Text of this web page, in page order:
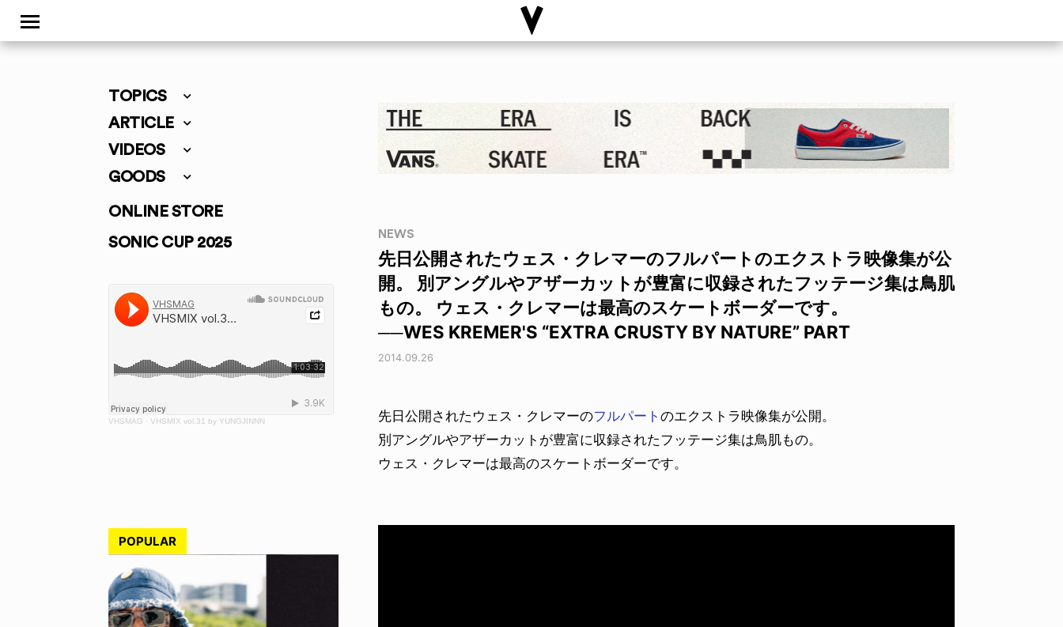
TOPICS
ARTICLE
VIDEOS
GOODS
ONLINE STORE
SONIC CUP 2025
VHSMAG · VHSMIX vol.31 by YUNGJINNN
POPULAR
NEWS
先日公開されたウェス・クレマーのフルパートのエクストラ映像集が公
開。 別アングルやアザーカットが豊富に収録されたフッテージ集は鳥肌
もの。 ウェス・クレマーは最高のスケートボーダーです。
──WES KREMER'S “EXTRA CRUSTY BY NATURE” PART
2014.09.26
先日公開されたウェス・クレマーのフルパート のエクストラ映像集が公開。
別アングルやアザーカットが豊富に収録されたフッテージ集は鳥肌もの。
ウェス・クレマーは最高のスケートボーダーです。